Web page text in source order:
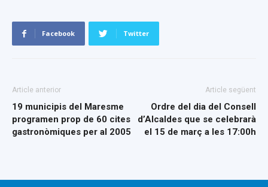
Facebook Twitter
Article anterior
19 municipis del Maresme
programen prop de 60 cites
gastronòmiques per al 2005
Article següent
Ordre del dia del Consell
d’Alcaldes que se celebrarà
el 15 de març a les 17:00h